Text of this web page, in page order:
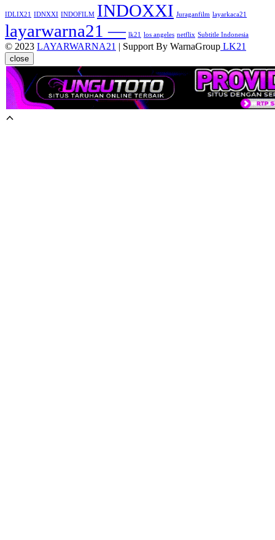
IDLIX21 IDNXXI INDOFILM INDOXXI Juraganfilm layarkaca21
layarwarna21 — lk21 los angeles netflix Subtitle Indonesia
© 2023 LAYARWARNA21 | Support By WarnaGroup LK21
close